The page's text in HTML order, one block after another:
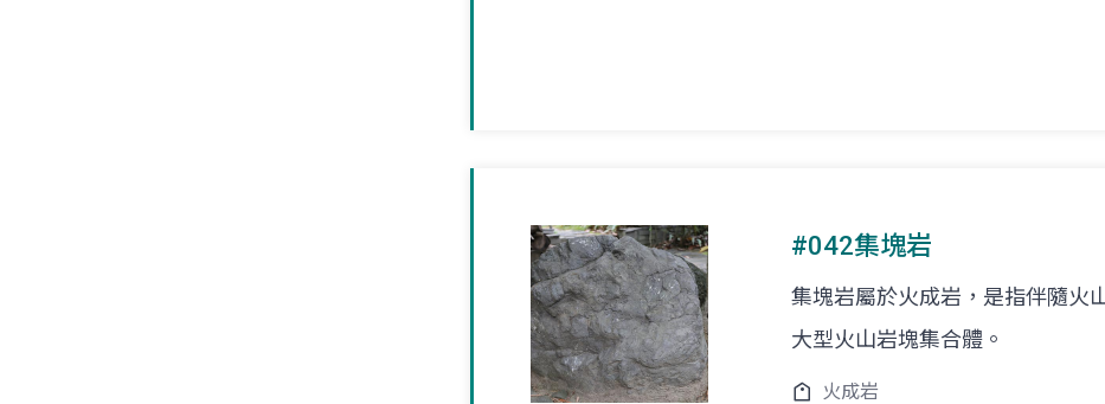
#042集塊岩
集塊岩屬於火成岩，是指伴隨火
大型火山岩塊集合體。
火成岩